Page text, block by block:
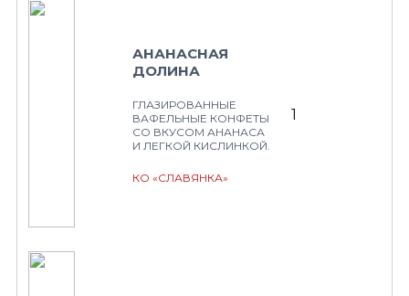
АНАНАСНАЯ
ДОЛИНА
ГЛАЗИРОВАННЫЕ
ВАФЕЛЬНЫЕ КОНФЕТЫ
СО ВКУСОМ АНАНАСА
И ЛЕГКОЙ КИСЛИНКОЙ.
КО «СЛАВЯНКА»
1